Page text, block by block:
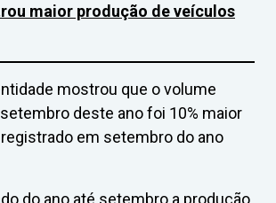
maior produção de veículos
mostrou que o volume
deste ano foi 10% maior
em setembro do ano
do ano até setembro a produção